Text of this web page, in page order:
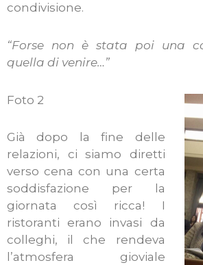
condivisione.
“Forse non è stata poi una
quella di venire…”
Foto 2
Già dopo la fine delle
relazioni, ci siamo diretti
verso cena con una certa
soddisfazione per la
giornata così ricca! I
ristoranti erano invasi da
colleghi, il che rendeva
l’atmosfera gioviale